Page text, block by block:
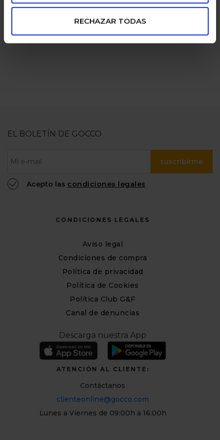
RECHAZAR TODAS
pagos seguros
familias
numerosas
EL BOLETÍN DE GOCCO
suscribirme
Acepto las condiciones legales
CONDICIONES LEGALES
Aviso legal
Condiciones de compra
Política de privacidad
Política de Cookies
Política Club G&F
Canal de denuncias
Descarga nuestra App
ATENCIÓN AL CLIENTE:
Contáctanos
clienteonline@gocco.com
Lunes a Viernes de 09:00h a 16:00h